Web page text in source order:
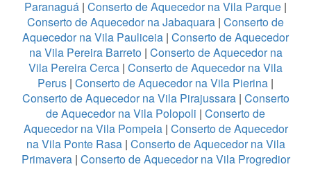
Paranaguá | Conserto de Aquecedor na Vila Parque |
Conserto de Aquecedor na Jabaquara | Conserto de
Aquecedor na Vila Pauliceia | Conserto de Aquecedor
na Vila Pereira Barreto| Conserto de Aquecedor na
Vila Pereira Cerca | Conserto de Aquecedor na Vila
Perus | Conserto de Aquecedor na Vila Pierina |
Conserto de Aquecedor na Vila Pirajussara| Conserto
de Aquecedor na Vila Polopoli | Conserto de
Aquecedor na Vila Pompeia| Conserto de Aquecedor
na Vila Ponte Rasa| Conserto de Aquecedor na Vila
Primavera| Conserto de Aquecedor na Vila Progredior